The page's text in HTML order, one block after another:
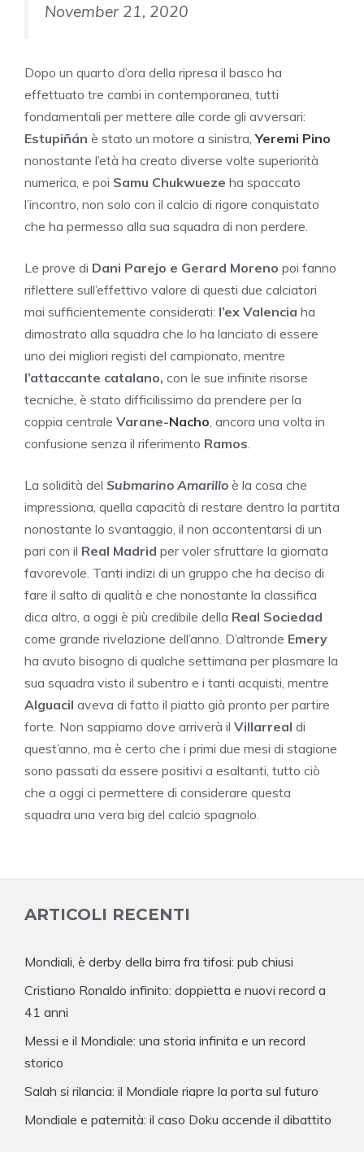
November 21, 2020
Dopo un quarto d’ora della ripresa il basco ha
effettuato tre cambi in contemporanea, tutti
fondamentali per mettere alle corde gli avversari:
Estupiñán è stato un motore a sinistra,Yeremi Pino
nonostante l’età ha creato diverse volte superiorità
numerica, e poi Samu Chukwueze ha spaccato
l’incontro, non solo con il calcio di rigore conquistato
che ha permesso alla sua squadra di non perdere.
Le prove di Dani Parejo e Gerard Moreno poi fanno
riflettere sull’effettivo valore di questi due calciatori
mai sufficientemente considerati: l’ex Valencia ha
dimostrato alla squadra che lo ha lanciato di essere
uno dei migliori registi del campionato, mentre
l’attaccante catalano, con le sue infinite risorse
tecniche, è stato difficilissimo da prendere per la
coppia centrale Varane-Nacho, ancora una volta in
confusione senza il riferimento Ramos.
La solidità del Submarino Amarillo è la cosa che
impressiona, quella capacità di restare dentro la partita
nonostante lo svantaggio, il non accontentarsi di un
pari con il Real Madrid per voler sfruttare la giornata
favorevole. Tanti indizi di un gruppo che ha deciso di
fare il salto di qualità e che nonostante la classifica
dica altro, a oggi è più credibile della Real Sociedad
come grande rivelazione dell’anno. D’altronde Emery
ha avuto bisogno di qualche settimana per plasmare la
sua squadra visto il subentro e i tanti acquisti, mentre
Alguacil aveva di fatto il piatto già pronto per partire
forte. Non sappiamo dove arriverà il Villarreal di
quest’anno, ma è certo che i primi due mesi di stagione
sono passati da essere positivi a esaltanti, tutto ciò
che a oggi ci permettere di considerare questa
squadra una vera big del calcio spagnolo.
ARTICOLI RECENTI
Mondiali, è derby della birra fra tifosi: pub chiusi
Cristiano Ronaldo infinito: doppietta e nuovi record a
41 anni
Messi e il Mondiale: una storia infinita e un record
storico
Salah si rilancia: il Mondiale riapre la porta sul futuro
Mondiale e paternità: il caso Doku accende il dibattito